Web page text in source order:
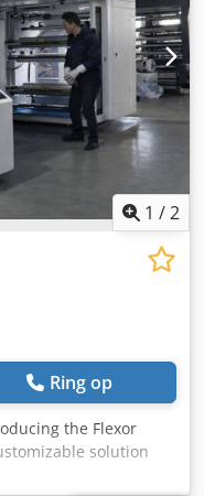
1 /2
Ring op
the Flexor
solution
modern packaging